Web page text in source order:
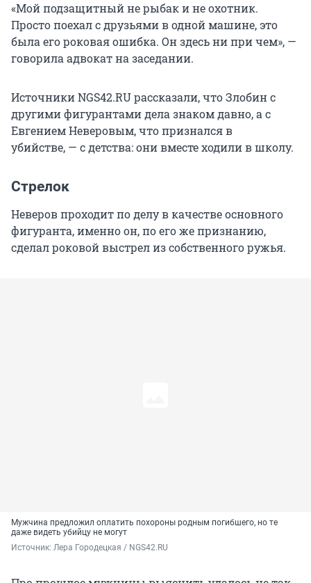
«Мой подзащитный не рыбак и не охотник.
Просто поехал с друзьями в одной машине, это
была его роковая ошибка. Он здесь ни при чем», —
говорила адвокат на заседании.
Источники NGS42.RU рассказали, что Злобин с
другими фигурантами дела знаком давно, а с
Евгением Неверовым, что признался в
убийстве, — с детства: они вместе ходили в школу.
Стрелок
Неверов проходит по делу в качестве основного
фигуранта, именно он, по его же признанию,
сделал роковой выстрел из собственного ружья.
Мужчина предложил оплатить похороны родным погибшего, но те
даже видеть убийцу не могут
Источник: Лера Городецкая / NGS42.RU